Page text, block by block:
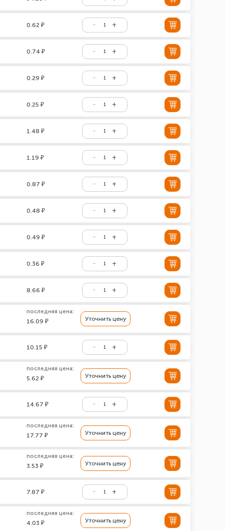
0.62 ₽
0.74 ₽
0.29 ₽
0.25 ₽
1.48 ₽
1.19 ₽
0.87 ₽
0.48 ₽
0.49 ₽
0.36 ₽
8.66 ₽
последняя цена:
16.09 ₽ Уточнить цену
10.15 ₽
последняя цена:
5.62 ₽ Уточнить цену
14.67 ₽
последняя цена:
17.77 ₽ Уточнить цену
последняя цена:
3.53 ₽ Уточнить цену
7.87 ₽
последняя цена:
4.03 ₽ Уточнить цену